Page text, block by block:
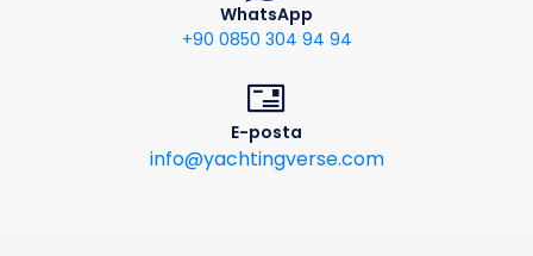
WhatsApp
+90 0850 304 94 94
E-posta
info@yachtingverse.com